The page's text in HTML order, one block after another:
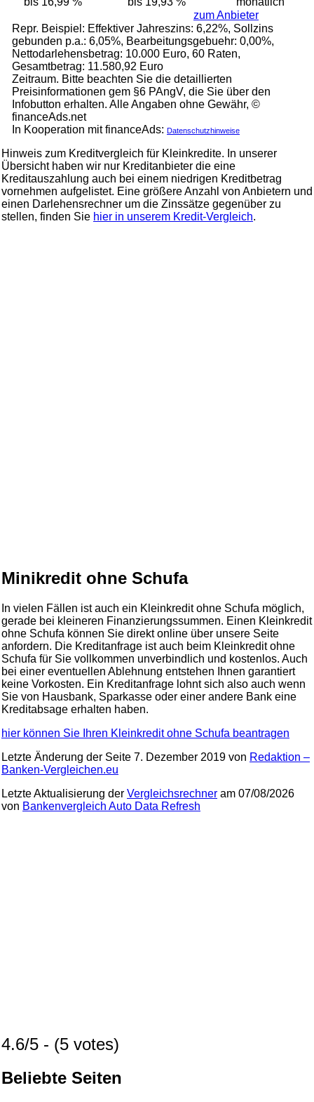
zum Anbieter
Repr. Beispiel: Effektiver Jahreszins: 6,22%, Sollzins
gebunden p.a.: 6,05%, Bearbeitungsgebuehr: 0,00%,
Nettodarlehensbetrag: 10.000 Euro, 60 Raten,
Gesamtbetrag: 11.580,92 Euro
Zeitraum. Bitte beachten Sie die detaillierten
Preisinformationen gem §6 PAngV, die Sie über den
Infobutton erhalten. Alle Angaben ohne Gewähr, ©
financeAds.net
In Kooperation mit financeAds: Datenschutzhinweise
Hinweis zum Kreditvergleich für Kleinkredite. In unserer
Übersicht haben wir nur Kreditanbieter die eine
Kreditauszahlung auch bei einem niedrigen Kreditbetrag
vornehmen aufgelistet. Eine größere Anzahl von Anbietern und
einen Darlehensrechner um die Zinssätze gegenüber zu
stellen, finden Sie hier in unserem Kredit-Vergleich.
Minikredit ohne Schufa
In vielen Fällen ist auch ein Kleinkredit ohne Schufa möglich,
gerade bei kleineren Finanzierungssummen. Einen Kleinkredit
ohne Schufa können Sie direkt online über unsere Seite
anfordern. Die Kreditanfrage ist auch beim Kleinkredit ohne
Schufa für Sie vollkommen unverbindlich und kostenlos. Auch
bei einer eventuellen Ablehnung entstehen Ihnen garantiert
keine Vorkosten. Ein Kreditanfrage lohnt sich also auch wenn
Sie von Hausbank, Sparkasse oder einer andere Bank eine
Kreditabsage erhalten haben.
hier können Sie Ihren Kleinkredit ohne Schufa beantragen
Letzte Änderung der Seite 7. Dezember 2019 von Redaktion –
Banken-Vergleichen.eu
Letzte Aktualisierung der Vergleichsrechner am 07/08/2026
von Bankenvergleich Auto Data Refresh
4.6/5 - (5 votes)
Beliebte Seiten